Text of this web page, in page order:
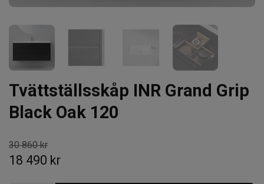
Tvättställsskåp INR Grand Grip
Black Oak 120
30 860 kr
18 490 kr